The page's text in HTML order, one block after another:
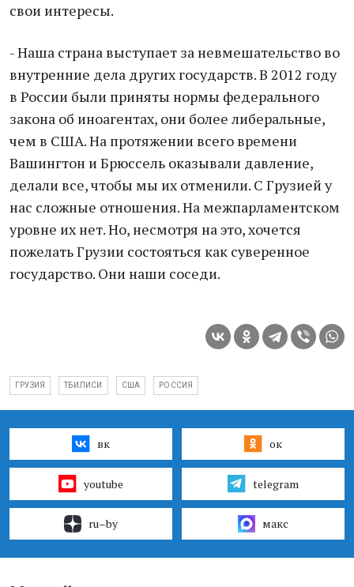
свои интересы.
- Наша страна выступает за невмешательство во
внутренние дела других государств. В 2012 году
в России были приняты нормы федерального
закона об иноагентах, они более либеральные,
чем в США. На протяжении всего времени
Вашингтон и Брюссель оказывали давление,
делали все, чтобы мы их отменили. С Грузией у
нас сложные отношения. На межпарламентском
уровне их нет. Но, несмотря на это, хочется
пожелать Грузии состояться как суверенное
государство. Они наши соседи.
ГРУЗИЯ ТБИЛИСИ США РОССИЯ
вк ок
youtube telegram
ru–by макс